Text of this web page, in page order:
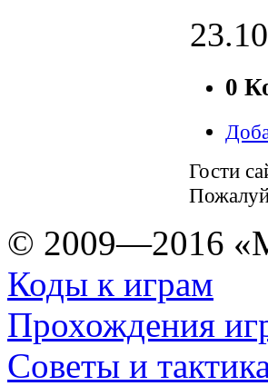
0
Гости
© 2009—2016
Коды к играм
Прохождения
Советы и